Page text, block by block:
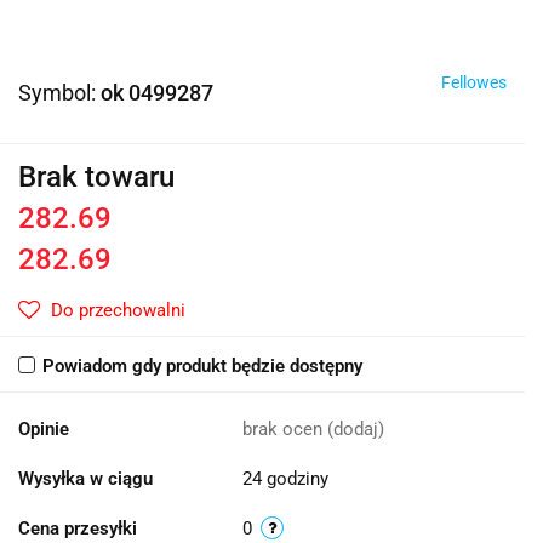
Symbol: ok 0499287 Fellowes
Brak towaru
282.69
282.69
Do przechowalni
Powiadom gdy produkt będzie dostępny
Opinie brak ocen (dodaj)
Wysyłka w ciągu 24 godziny
Cena przesyłki 0